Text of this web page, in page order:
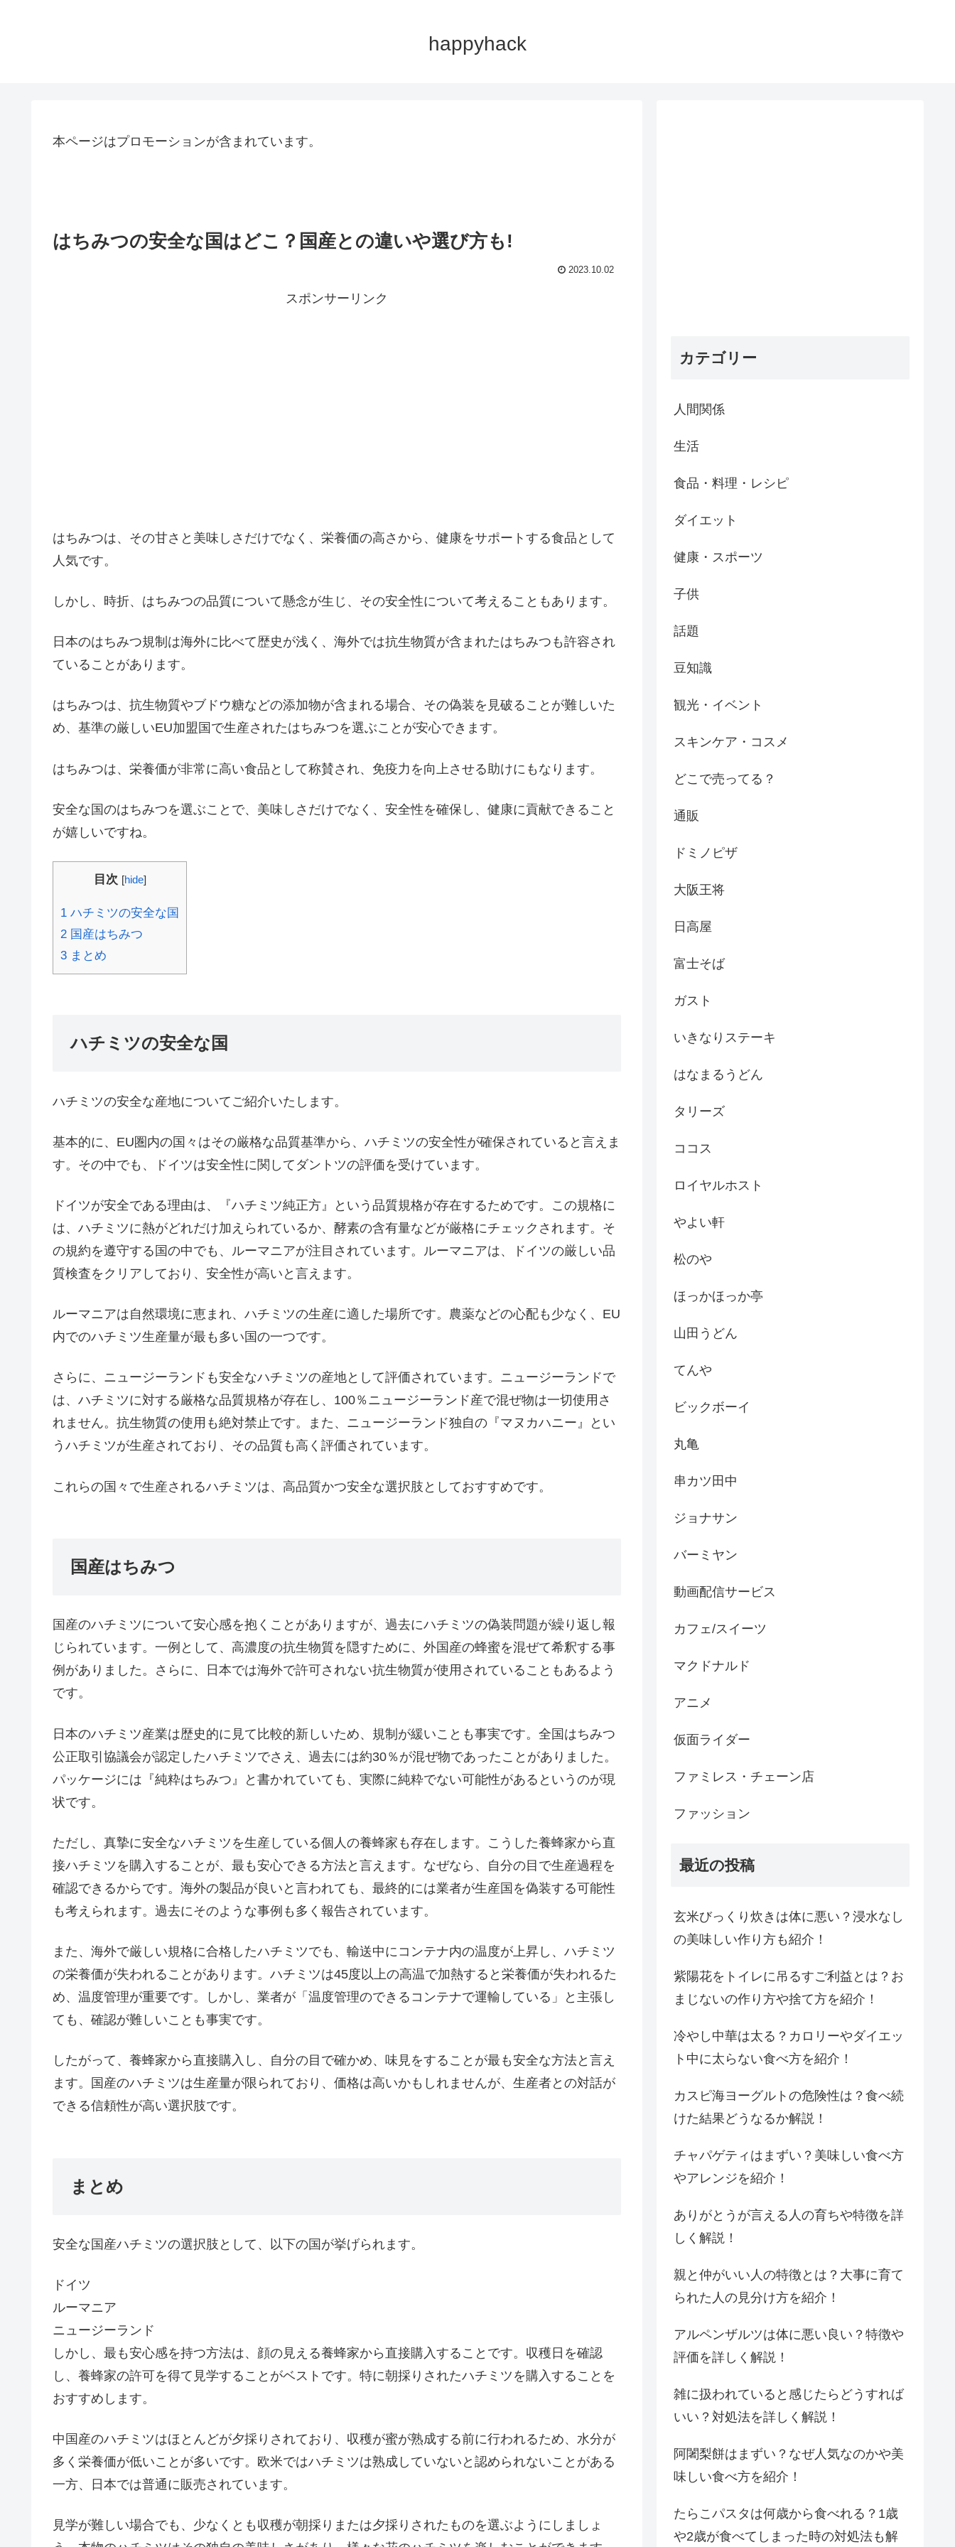
happyhack
本ページはプロモーションが含まれています。
はちみつの安全な国はどこ？国産との違いや選び方も!
2023.10.02
スポンサーリンク
はちみつは、その甘さと美味しさだけでなく、栄養価の高さから、健康をサポートする食品として
人気です。
しかし、時折、はちみつの品質について懸念が生じ、その安全性について考えることもあります。
日本のはちみつ規制は海外に比べて歴史が浅く、海外では抗生物質が含まれたはちみつも許容され
ていることがあります。
はちみつは、抗生物質やブドウ糖などの添加物が含まれる場合、その偽装を見破ることが難しいた
め、基準の厳しいEU加盟国で生産されたはちみつを選ぶことが安心できます。
はちみつは、栄養価が非常に高い食品として称賛され、免疫力を向上させる助けにもなります。
安全な国のはちみつを選ぶことで、美味しさだけでなく、安全性を確保し、健康に貢献できること
が嬉しいですね。
目次 [hide]
1 ハチミツの安全な国
2 国産はちみつ
3 まとめ
ハチミツの安全な国
ハチミツの安全な産地についてご紹介いたします。
基本的に、EU圏内の国々はその厳格な品質基準から、ハチミツの安全性が確保されていると言えま
す。その中でも、ドイツは安全性に関してダントツの評価を受けています。
ドイツが安全である理由は、『ハチミツ純正方』という品質規格が存在するためです。この規格に
は、ハチミツに熱がどれだけ加えられているか、酵素の含有量などが厳格にチェックされます。そ
の規約を遵守する国の中でも、ルーマニアが注目されています。ルーマニアは、ドイツの厳しい品
質検査をクリアしており、安全性が高いと言えます。
ルーマニアは自然環境に恵まれ、ハチミツの生産に適した場所です。農薬などの心配も少なく、EU
内でのハチミツ生産量が最も多い国の一つです。
さらに、ニュージーランドも安全なハチミツの産地として評価されています。ニュージーランドで
は、ハチミツに対する厳格な品質規格が存在し、100％ニュージーランド産で混ぜ物は一切使用さ
れません。抗生物質の使用も絶対禁止です。また、ニュージーランド独自の『マヌカハニー』とい
うハチミツが生産されており、その品質も高く評価されています。
これらの国々で生産されるハチミツは、高品質かつ安全な選択肢としておすすめです。
国産はちみつ
国産のハチミツについて安心感を抱くことがありますが、過去にハチミツの偽装問題が繰り返し報
じられています。一例として、高濃度の抗生物質を隠すために、外国産の蜂蜜を混ぜて希釈する事
例がありました。さらに、日本では海外で許可されない抗生物質が使用されていることもあるよう
です。
日本のハチミツ産業は歴史的に見て比較的新しいため、規制が緩いことも事実です。全国はちみつ
公正取引協議会が認定したハチミツでさえ、過去には約30％が混ぜ物であったことがありました。
パッケージには『純粋はちみつ』と書かれていても、実際に純粋でない可能性があるというのが現
状です。
ただし、真摯に安全なハチミツを生産している個人の養蜂家も存在します。こうした養蜂家から直
接ハチミツを購入することが、最も安心できる方法と言えます。なぜなら、自分の目で生産過程を
確認できるからです。海外の製品が良いと言われても、最終的には業者が生産国を偽装する可能性
も考えられます。過去にそのような事例も多く報告されています。
また、海外で厳しい規格に合格したハチミツでも、輸送中にコンテナ内の温度が上昇し、ハチミツ
の栄養価が失われることがあります。ハチミツは45度以上の高温で加熱すると栄養価が失われるた
め、温度管理が重要です。しかし、業者が「温度管理のできるコンテナで運輸している」と主張し
ても、確認が難しいことも事実です。
したがって、養蜂家から直接購入し、自分の目で確かめ、味見をすることが最も安全な方法と言え
ます。国産のハチミツは生産量が限られており、価格は高いかもしれませんが、生産者との対話が
できる信頼性が高い選択肢です。
まとめ
安全な国産ハチミツの選択肢として、以下の国が挙げられます。
ドイツ
ルーマニア
ニュージーランド
しかし、最も安心感を持つ方法は、顔の見える養蜂家から直接購入することです。収穫日を確認
し、養蜂家の許可を得て見学することがベストです。特に朝採りされたハチミツを購入することを
おすすめします。
中国産のハチミツはほとんどが夕採りされており、収穫が蜜が熟成する前に行われるため、水分が
多く栄養価が低いことが多いです。欧米ではハチミツは熟成していないと認められないことがある
一方、日本では普通に販売されています。
見学が難しい場合でも、少なくとも収穫が朝採りまたは夕採りされたものを選ぶようにしましょ
カテゴリー
人間関係
生活
食品・料理・レシピ
ダイエット
健康・スポーツ
子供
話題
豆知識
観光・イベント
スキンケア・コスメ
どこで売ってる？
通販
ドミノピザ
大阪王将
日高屋
富士そば
ガスト
いきなりステーキ
はなまるうどん
タリーズ
ココス
ロイヤルホスト
やよい軒
松のや
ほっかほっか亭
山田うどん
てんや
ビックボーイ
丸亀
串カツ田中
ジョナサン
バーミヤン
動画配信サービス
カフェ/スイーツ
マクドナルド
アニメ
仮面ライダー
ファミレス・チェーン店
ファッション
最近の投稿
玄米びっくり炊きは体に悪い？浸水なし
の美味しい作り方も紹介！
紫陽花をトイレに吊るすご利益とは？お
まじないの作り方や捨て方を紹介！
冷やし中華は太る？カロリーやダイエッ
ト中に太らない食べ方を紹介！
カスピ海ヨーグルトの危険性は？食べ続
けた結果どうなるか解説！
チャパゲティはまずい？美味しい食べ方
やアレンジを紹介！
ありがとうが言える人の育ちや特徴を詳
しく解説！
親と仲がいい人の特徴とは？大事に育て
られた人の見分け方を紹介！
アルペンザルツは体に悪い良い？特徴や
評価を詳しく解説！
雑に扱われていると感じたらどうすれば
いい？対処法を詳しく解説！
阿闍梨餅はまずい？なぜ人気なのかや美
味しい食べ方を紹介！
たらこパスタは何歳から食べれる？1歳
や2歳が食べてしまった時の対処法も解